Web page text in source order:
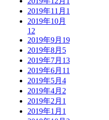
2019年11月 1
2019年10月
12
2019年9月 19
2019年8月 5
2019年7月 13
2019年6月 11
2019年5月 4
2019年4月 2
2019年2月 1
2019年1月 1